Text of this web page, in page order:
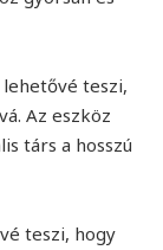
teszi,
Az eszköz
társ a hosszú
teszi, hogy